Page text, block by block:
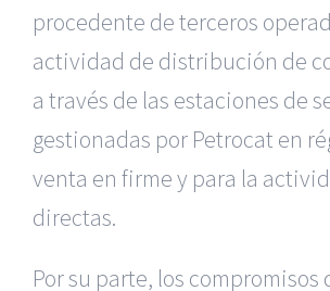
procedente de terceros
actividad de distribución de
a través de las estaciones de
gestionadas por Petrocat en
venta en firme y para la
directas.
Por su parte, los compromisos